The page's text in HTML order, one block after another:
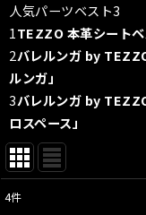
人気パーツベスト3
1TEZZO 本革シートベ
2バレルンガ by
ルンガ」
3バレルンガ by
ロスペース」
4件